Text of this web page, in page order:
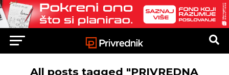
All posts tagged "PRIVREDNA